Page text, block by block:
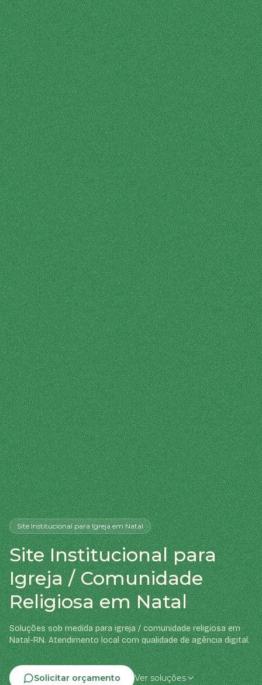
Site Institucionalpara Igrejaem Natal
Site Institucional para
Igreja / Comunidade
Religiosa em Natal
Soluções sob medida para igreja / comunidade religiosa em
Natal-RN. Atendimento local com qualidade de agência digital.
Solicitar orçamento Ver soluções